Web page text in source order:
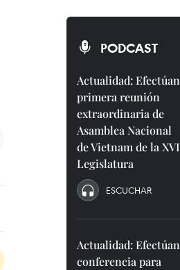
PODCAST
Actualidad: Efectúan
primera reunión
extraordinaria de
Asamblea Nacional
de Vietnam de la XVI
Legislatura
ESCUCHAR
Actualidad: Efectúan
conferencia para